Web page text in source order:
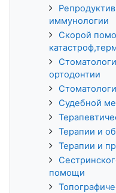
иммунологии
Скорой
ортодонтии
Судебной
Терапии и
Терапии и
помощи